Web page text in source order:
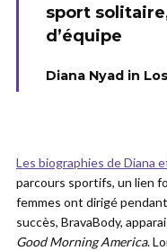
sport
d’équipe
Diana Nyad in
Les biographies de Diana
parcours sportifs, un lien
femmes ont dirigé
succès, BravaBody,
Good Morning America.